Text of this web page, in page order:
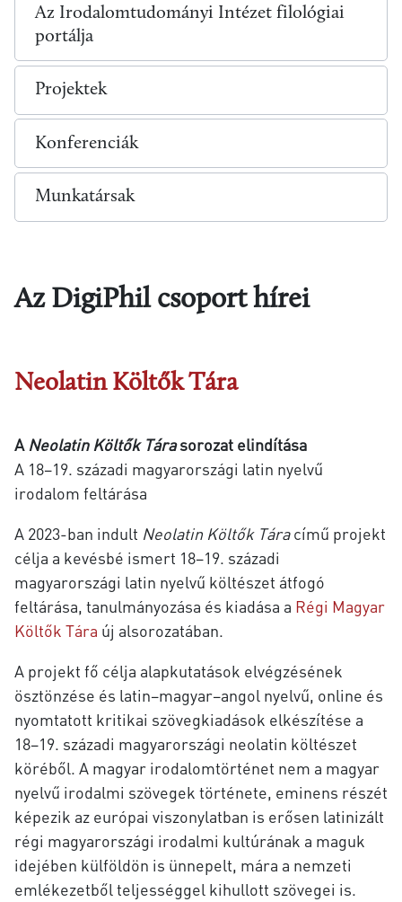
Az Irodalomtudományi Intézet filológiai
portálja
Projektek
Konferenciák
Munkatársak
Az DigiPhil csoport hírei
Neolatin Költők Tára
A Neolatin Költők Tárasorozat elindítása
A 18–19. századi magyarországi latin nyelvű
irodalom feltárása
A 2023-ban indult Neolatin Költők Táracímű projekt
célja a kevésbé ismert 18–19. századi
magyarországi latin nyelvű költészet átfogó
feltárása, tanulmányozása és kiadása a Régi Magyar
Költők Tára új alsorozatában.
A projekt fő célja alapkutatások elvégzésének
ösztönzése és latin–magyar–angol nyelvű, online és
nyomtatott kritikai szövegkiadások elkészítése a
18–19. századi magyarországi neolatin költészet
köréből. A magyar irodalomtörténet nem a magyar
nyelvű irodalmi szövegek története, eminens részét
képezik az európai viszonylatban is erősen latinizált
régi magyarországi irodalmi kultúrának a maguk
idejében külföldön is ünnepelt, mára a nemzeti
emlékezetből teljességgel kihullott szövegei is.